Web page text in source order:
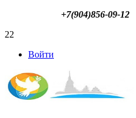
+7(904)856-09-12
22
Войти